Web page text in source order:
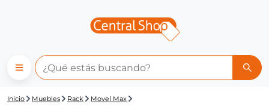
Central Shop: RACK CITY P/
Inicio Muebles Rack Movel Max